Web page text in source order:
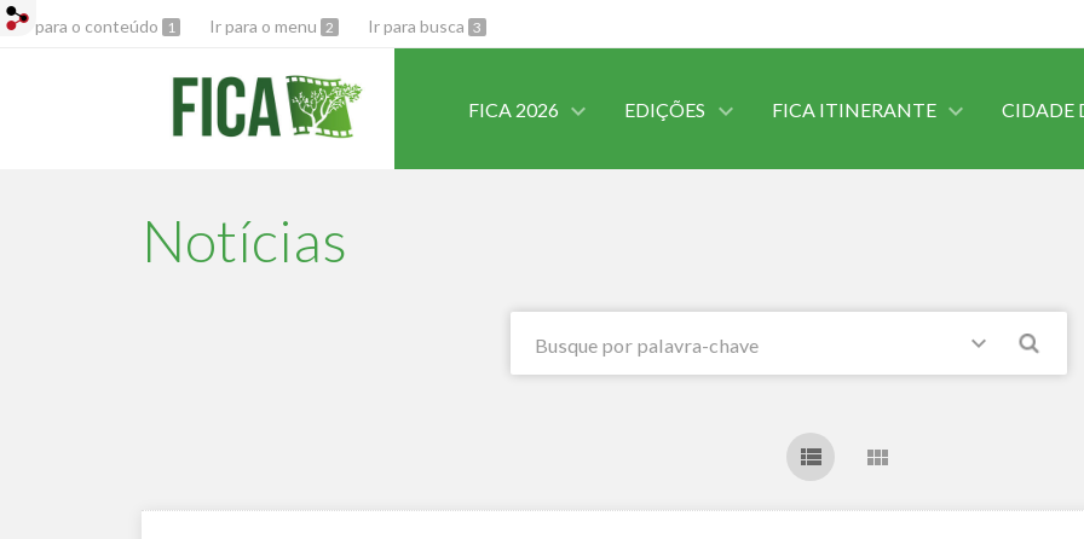
Ir para o conteúdo 1 Ir para o menu 2 Ir para busca 3
FICA 2026 EDIÇÕES FICA ITINERANTE CIDADE
Notícias